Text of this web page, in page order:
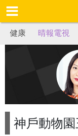
健康 晴報電視
神戶動物園